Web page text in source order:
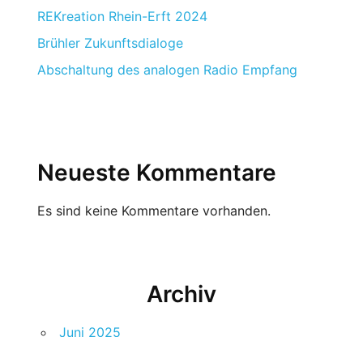
REKreation Rhein-Erft 2024
Brühler Zukunftsdialoge
Abschaltung des analogen Radio Empfang
Neueste Kommentare
Es sind keine Kommentare vorhanden.
Archiv
Juni 2025